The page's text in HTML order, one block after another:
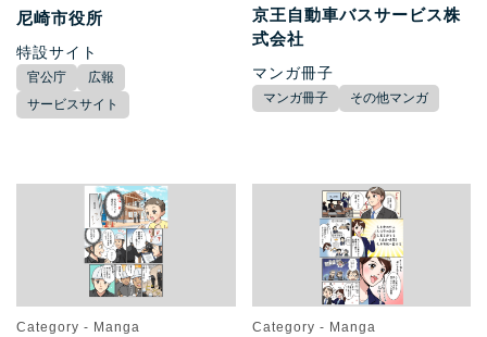
尼崎市役所
特設サイト
官公庁
広報
サービスサイト
京王自動車バスサービス株
式会社
マンガ冊子
マンガ冊子 その他マンガ
Category - Manga Category - Manga